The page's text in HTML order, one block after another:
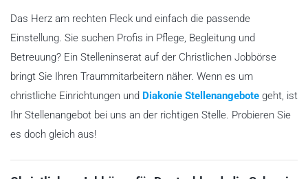
Das Herz am rechten Fleck und einfach die passende
Einstellung. Sie suchen Profis in Pflege, Begleitung und
Betreuung? Ein Stelleninserat auf der Christlichen Jobbörse
bringt Sie Ihren Traummitarbeitern näher. Wenn es um
christliche Einrichtungen und Diakonie Stellenangebote geht, ist
Ihr Stellenangebot bei uns an der richtigen Stelle. Probieren Sie
es doch gleich aus!